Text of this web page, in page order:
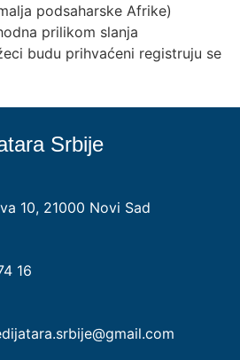
podsaharske Afrike)
prilikom slanja
budu prihvaćeni registruju se
Srbije
10, 21000 Novi Sad
16